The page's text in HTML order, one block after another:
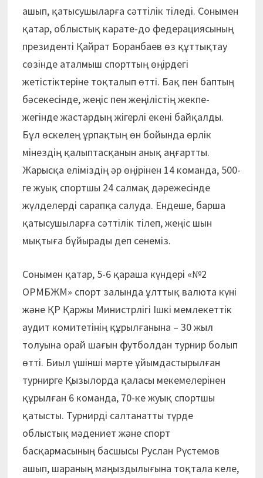
ашып, қатысушыларға сәттілік тіледі. Сонымен
қатар, облыстық карате-до федерациясының
президенті Қайрат Боранбаев өз құттықтау
сөзінде аталмыш спорттың өңірдегі
жетістіктеріне тоқталып өтті. Бақ пен баптың
бәсекесінде, жеңіс пен жеңілістің жекпе-
жегінде жастардың жігерлі екені байқалды.
Бұл өскелең ұрпақтың өн бойында өрлік
мінездің қалыптасқанын анық аңғартты.
Жарысқа еліміздің әр өңірінен 14 команда, 500-
ге жуық спортшы 24 салмақ дәрежесінде
жүлделерді сарапқа салуда. Ендеше, барша
қатысушыларға сәттілік тілеп, жеңіс шын
мықтыға бұйырады деп сенеміз.
Сонымен қатар, 5-6 қараша күндері «№2
ОРМБЖМ» спорт залында ұлттық валюта күні
және ҚР Қаржы Министрлігі Ішкі мемлекеттік
аудит комитетінің құрылғанына – 30 жыл
толуына орай шағын футболдан турнир болып
өтті. Биыл үшінші мәрте ұйымдастырылған
турнирге Қызылорда қаласы мекемелерінен
құрылған 6 команда, 70-ке жуық спортшы
қатысты. Турнирді салтанатты түрде
облыстық мәдениет және спорт
басқармасының басшысы Руслан Рүстемов
ашып, шараның маңыздылығына тоқтала келе,